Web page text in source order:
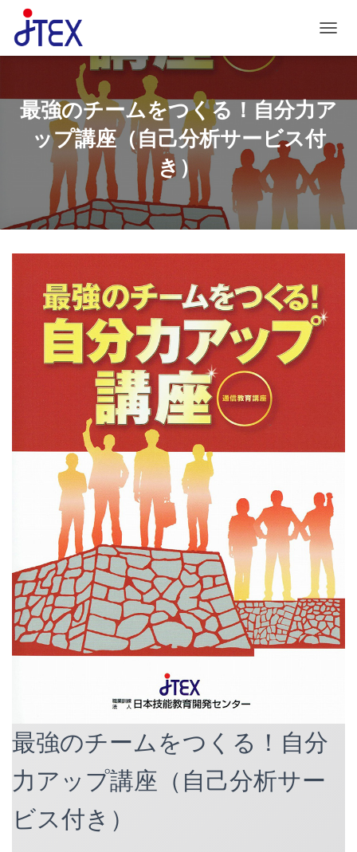
最強のチームをつくる！自分力ア
ップ講座（自己分析サービス付
き）
最強のチームをつくる！自分
力アップ講座（自己分析サー
ビス付き）